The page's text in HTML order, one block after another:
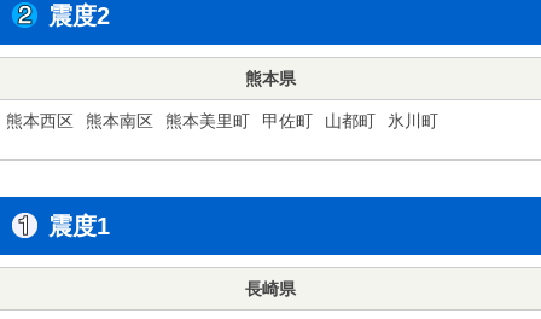
震度2
熊本県
熊本西区 熊本南区 熊本美里町 甲佐町 山都町 氷川町
震度1
長崎県